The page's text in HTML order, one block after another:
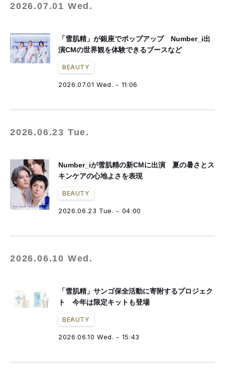
2026.07.01 Wed.
「雪肌精」が銀座でポップアップ Number_i出
演CMの世界観を体験できるブースなど
BEAUTY
2026.07.01 Wed. - 11:06
2026.06.23 Tue.
Number_iが雪肌精の新CMに出演 夏の暑さとス
キンケアの心地よさを表現
BEAUTY
2026.06.23 Tue. - 04:00
2026.06.10 Wed.
「雪肌精」サンゴ保全活動に寄附するプロジェク
ト 今年は限定キットも登場
BEAUTY
2026.06.10 Wed. - 15:43